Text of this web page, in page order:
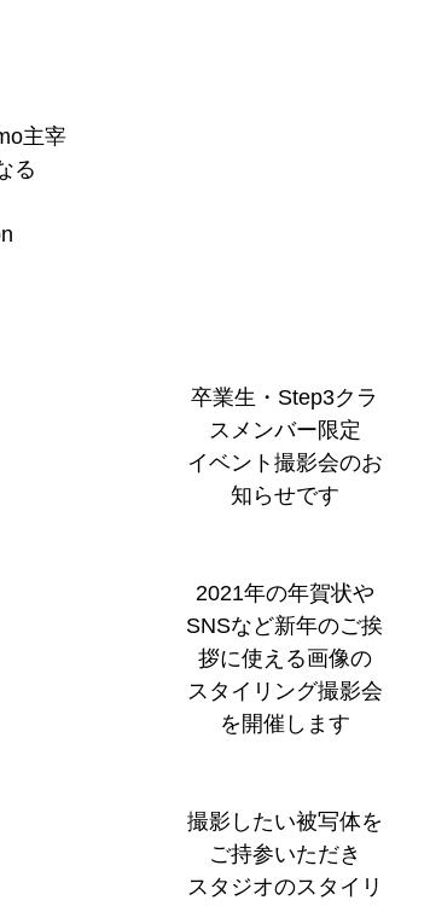
主宰
る
卒業生・Step3クラ
スメンバー限定
イベント撮影会のお
知らせです
2021年の年賀状や
SNSなど新年のご挨
拶に使える画像の
スタイリング撮影会
を開催します
撮影したい被写体を
ご持参いただき
スタジオのスタイリ